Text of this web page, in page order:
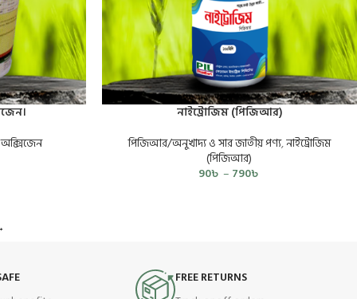
অক্সিজেন
নাইট্রোজিম (পিজিআর)
পিজিআর/অনুখাদ্য ও সার জাতীয় পণ্য,নাইট্রোজিম
(পিজিআর)
90৳ – 790৳
FREE RETURNS